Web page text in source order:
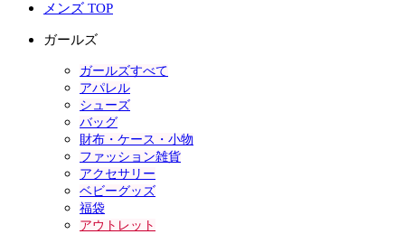
メンズ TOP
ガールズ
ガールズすべて
アパレル
シューズ
バッグ
財布・ケース・小物
ファッション雑貨
アクセサリー
ベビーグッズ
福袋
アウトレット